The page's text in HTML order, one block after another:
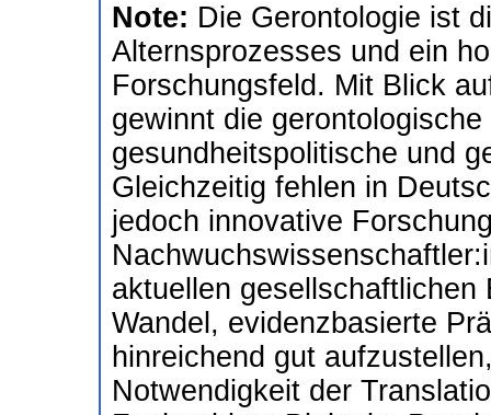
Note: Die Gerontologie ist
Alternsprozesses und ein
Forschungsfeld. Mit Blick
gewinnt die
gesundheitspolitische und
Gleichzeitig fehlen in
jedoch innovative
aktuellen gesellschaftlichen
Wandel, evidenzbasierte
hinreichend gut
Notwendigkeit der